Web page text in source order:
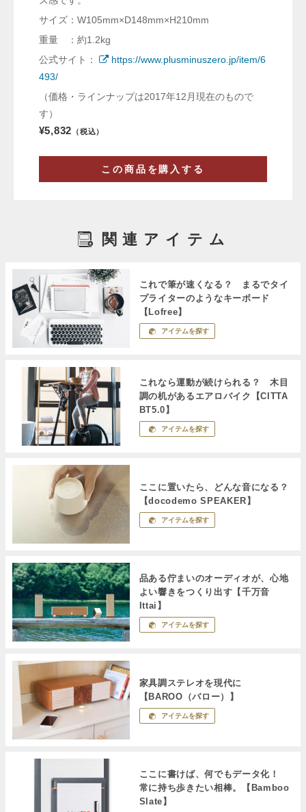
サイズ：W105mm×D148mm×H210mm
重量 ：約1.2kg
公式サイト：
https://www.plusminuszero.jp/item/6
493/
（価格・ラインナップは2017年12月現在のもので
す）
¥5,832 （税込）
この商品を購入する
関連アイテム
これで筆が速くなる？ まるでタイ
プライターのようなキーボード
【Lofree】
アイテムを探す
これなら運動が続けられる？ 木目
調の机があるエアロバイク【CITTA
BT5.0】
アイテムを探す
ここに置いたら、どんな音になる？
【docodemo SPEAKER】
アイテムを探す
品ある佇まいのオーディオが、心地
よい響きをつくり出す【千万音
Ittai】
アイテムを探す
家具調ステレオを現代に
【BAROO（バロー）】
アイテムを探す
ここに書けば、何でもデータ化！
常に持ち歩きたい相棒。【Bamboo
Slate】